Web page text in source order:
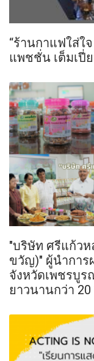
“ร้านกาแฟใส่ใ
แพชชั่น เต็มเปี่
"บริษัท ศรีแก้ว
ขวัญ)" ผู้นำการ
จังหวัดเพชรบู
ยาวนานกว่า 20